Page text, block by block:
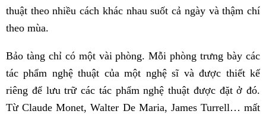
thuật theo nhiều cách khác nhau suốt cả ngày và thậm chí
theo mùa.
Bảo tàng chỉ có một vài phòng. Mỗi phòng trưng bày các
tác phẩm nghệ thuật của một nghệ sĩ và được thiết kế
riêng để lưu trữ các tác phẩm nghệ thuật được đặt ở đó.
Từ Claude Monet, Walter De Maria, James Turrell… mất